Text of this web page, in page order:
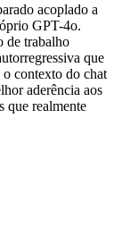
acoplado a
GPT-4o.
de trabalho
que
contexto do chat
aderência aos
que realmente